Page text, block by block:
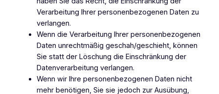
Verarbeitung Ihrer personenbezogenen Daten zu
verlangen.
Wenn die Verarbeitung Ihrer personenbezogenen
Daten unrechtmäßig geschah/geschieht, können
Sie statt der Löschung die Einschränkung der
Datenverarbeitung verlangen.
Wenn wir Ihre personenbezogenen Daten nicht
mehr benötigen, Sie sie jedoch zur Ausübung,